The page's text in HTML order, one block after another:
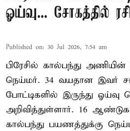
ஓய்வு... சோகத்தில்
Published on: 30 Jul 2026, 7:54 am
பிரேசில் கால்பந்து அணியின்
நெய்மர். 34 வயதான இவர்
போட்டிகளில் இருந்து ஓய்வு
அறிவித்துள்ளார். 16
கால்பந்து பயணத்துக்கு